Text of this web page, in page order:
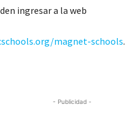
ingresar a la web
magnet-schools.
- Publicidad -